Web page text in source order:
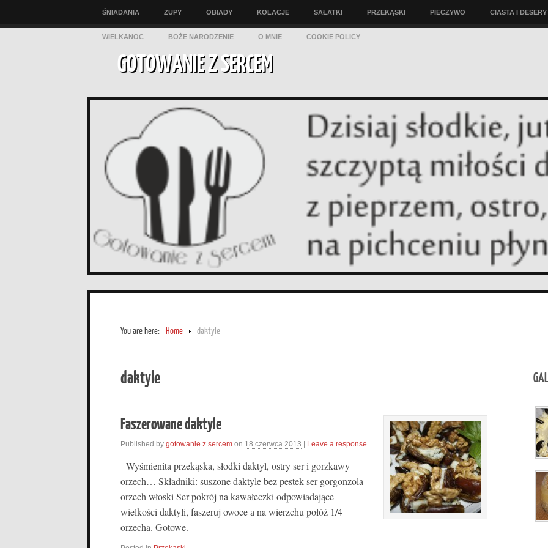
ŚNIADANIA ZUPY OBIADY KOLACJE SAŁATKI PRZEKĄSKI PIECZYWO CIASTA I DESERY
WIELKANOC BOŻE NARODZENIE O MNIE COOKIE POLICY
GOTOWANIE Z SERCEM
You are here: Home daktyle
daktyle
Faszerowane daktyle
Published by gotowanie z sercem on 18 czerwca 2013 | Leave a response
Wyśmienita przekąska, słodki daktyl, ostry ser i gorzkawy
orzech… Składniki: suszone daktyle bez pestek ser gorgonzola
orzech włoski Ser pokrój na kawałeczki odpowiadające
wielkości daktyli, faszeruj owoce a na wierzchu połóż 1/4
orzecha. Gotowe.